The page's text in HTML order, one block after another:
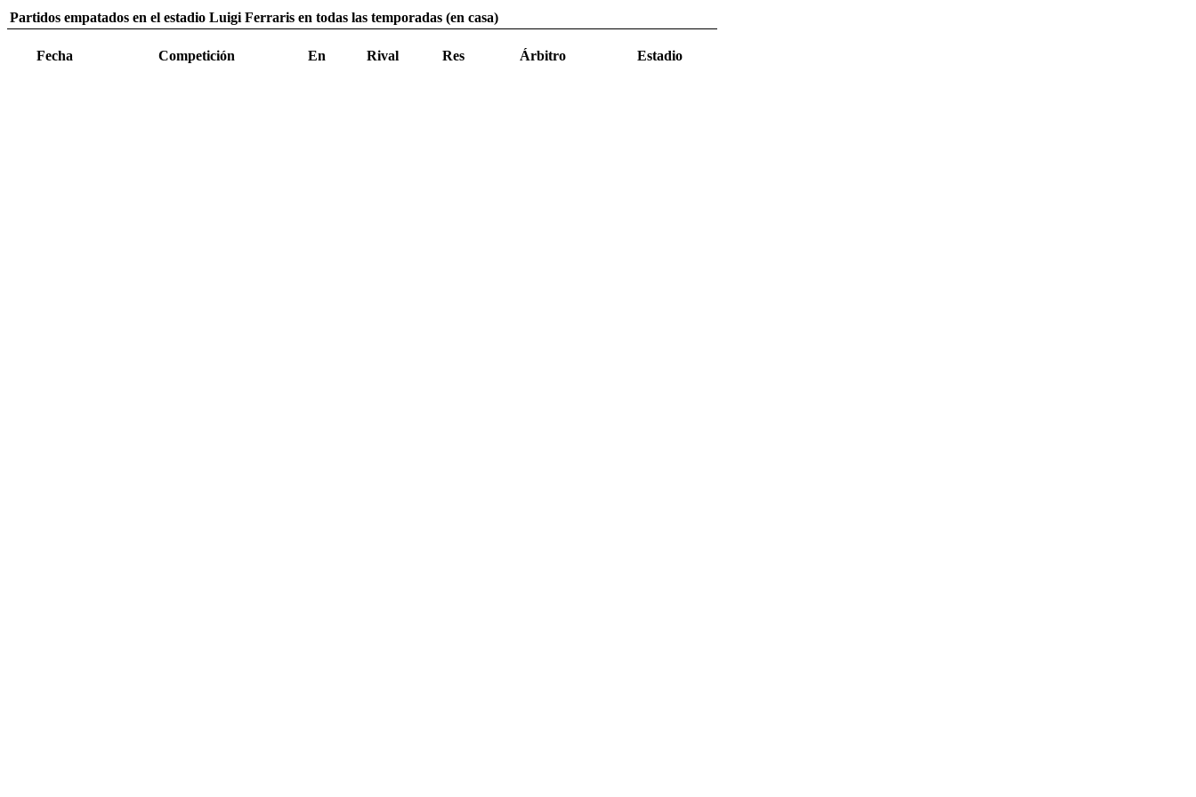
Partidos empatados en el estadio Luigi Ferraris en todas las temporadas (en casa)
Fecha Competición En Rival Res Árbitro Estadio